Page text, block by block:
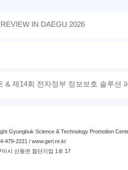
IN DAEGU 2026
& 제14회 전자정부 정보보호 솔루션
Gyungbuk Science & Technology Promotion
479-2221 / www.geri.re.kr
미시 산동면 첨단기업 1로 17